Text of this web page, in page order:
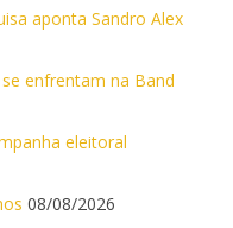
aponta Sandro Alex
enfrentam na Band
eleitoral
08/08/2026